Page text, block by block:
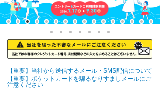
【重要】当社から送信するメール・SMS配信について
【重要】ポケットカードを騙るなりすましメールにご
注意ください